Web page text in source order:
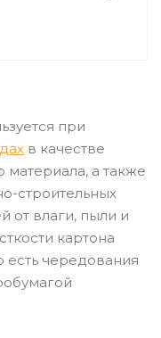
при
в качестве
материала, а также
строительных
от влаги, пыли и
картона
есть чередования